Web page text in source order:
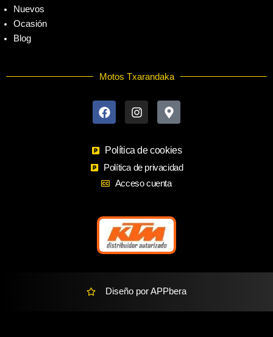
Nuevos
Ocasión
Blog
Motos Txarandaka
a
c
o
o
k
n
s
g
r
a
m
a
p
a
r
k
e
a
Política de cookies
Política de privacidad
Acceso cuenta
Diseño por APPbera